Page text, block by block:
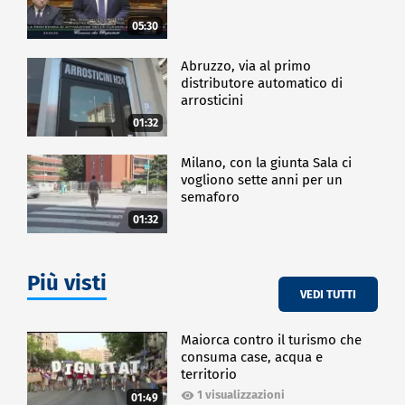
servizi e regioni con meno servizi e quindi
avviciniamo la sanità effettivamente a chi ne ha
bisogno". Il digitale per una sanità inclusiva dunque
è possibile e l'Italia sarà tra i primi Paesi in Europa.
CRONACA
05:30
01:32
Abruzzo, via al primo
distributore automatico di
arrosticini
01:32
Milano, con la giunta Sala ci
vogliono sette anni per un
semaforo
Più visti VEDI TUTTI
01:49
Maiorca contro il turismo che
consuma case, acqua e
territorio
1 visualizzazioni